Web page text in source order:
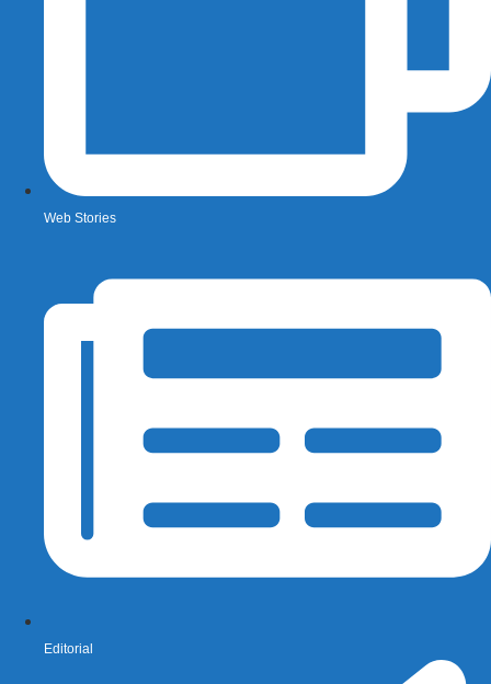
Web Stories
Editorial